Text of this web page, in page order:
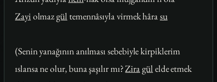
Zayi olmazgül temennâsıyla virmek hârasu
(Senin yanağının anılması sebebiyle kirpiklerim
ıslansa ne olur, buna şaşılır mı?Ziragül elde etmek